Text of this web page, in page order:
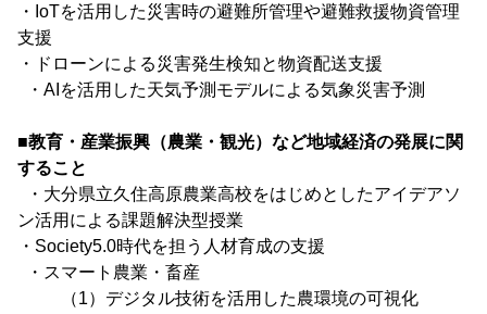
・IoTを活用した災害時の避難所管理や避難救援物資管理
支援
・ドローンによる災害発生検知と物資配送支援
・AIを活用した天気予測モデルによる気象災害予測
■教育・産業振興（農業・観光）など地域経済の発展に関
すること
・大分県立久住高原農業高校をはじめとしたアイデアソ
ン活用による課題解決型授業
・Society5.0時代を担う人材育成の支援
・スマート農業・畜産
（1）デジタル技術を活用した農環境の可視化